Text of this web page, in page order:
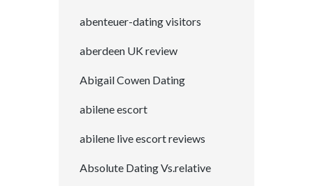
abenteuer-dating visitors
aberdeen UK review
Abigail Cowen Dating
abilene escort
abilene live escort reviews
Absolute Dating Vs.relative